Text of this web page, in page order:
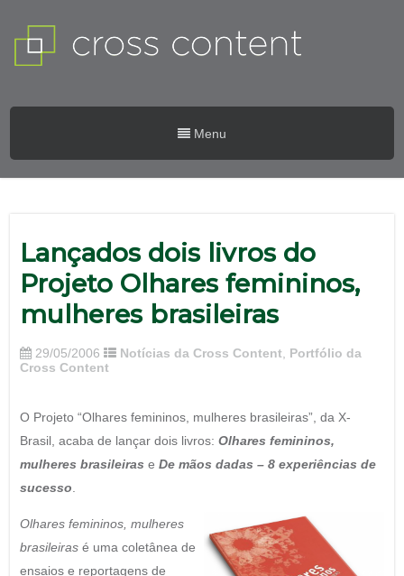
Menu
Lançados dois livros do
Projeto Olhares femininos,
mulheres brasileiras
29/05/2006 Notícias da Cross Content, Portfólio da
Cross Content
O Projeto “Olhares femininos, mulheres brasileiras”, da X-
Brasil, acaba de lançar dois livros: Olhares femininos,
mulheres brasileiras e De mãos dadas – 8 experiências de
sucesso.
Olhares femininos, mulheres
brasileirasé uma coletânea de
ensaios e reportagens de